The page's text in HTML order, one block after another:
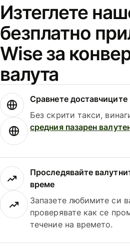
Изтеглете
безплатно
Wise за
валута
Сравнете
Без скрити такси,
средния пазарен
Проследявайте
време
Запазете любимите си
проверявате как се
течение на времето.